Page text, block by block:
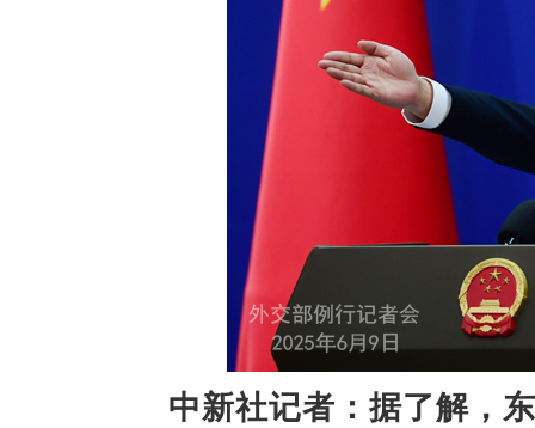
中新社记者：据了解，